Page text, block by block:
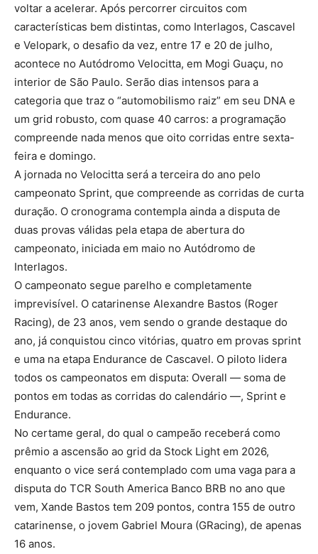
voltar a acelerar. Após percorrer circuitos com
características bem distintas, como Interlagos, Cascavel
e Velopark, o desafio da vez, entre 17 e 20 de julho,
acontece no Autódromo Velocitta, em Mogi Guaçu, no
interior de São Paulo. Serão dias intensos para a
categoria que traz o “automobilismo raiz” em seu DNA e
um grid robusto, com quase 40 carros: a programação
compreende nada menos que oito corridas entre sexta-
feira e domingo.
A jornada no Velocitta será a terceira do ano pelo
campeonato Sprint, que compreende as corridas de curta
duração. O cronograma contempla ainda a disputa de
duas provas válidas pela etapa de abertura do
campeonato, iniciada em maio no Autódromo de
Interlagos.
O campeonato segue parelho e completamente
imprevisível. O catarinense Alexandre Bastos (Roger
Racing), de 23 anos, vem sendo o grande destaque do
ano, já conquistou cinco vitórias, quatro em provas sprint
e uma na etapa Endurance de Cascavel. O piloto lidera
todos os campeonatos em disputa: Overall — soma de
pontos em todas as corridas do calendário —, Sprint e
Endurance.
No certame geral, do qual o campeão receberá como
prêmio a ascensão ao grid da Stock Light em 2026,
enquanto o vice será contemplado com uma vaga para a
disputa do TCR South America Banco BRB no ano que
vem, Xande Bastos tem 209 pontos, contra 155 de outro
catarinense, o jovem Gabriel Moura (GRacing), de apenas
16 anos.